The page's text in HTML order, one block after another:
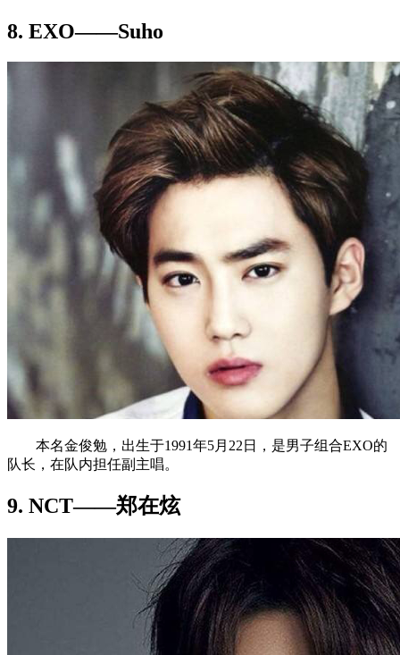
8. EXO——Suho
本名金俊勉，出生于1991年5月22日，是男子组合EXO的
队长，在队内担任副主唱。
9. NCT——郑在炫